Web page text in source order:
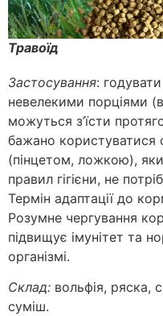
Травоїд
Застосування:
невелекими порціями
можуться з’їсти
бажано користуватися
(пінцетом, ложкою),
правил гігієни, не
Термін адаптації до
Розумне чергування
підвищує імунітет та
організмі.
Склад: вольфія, ряска,
суміш.